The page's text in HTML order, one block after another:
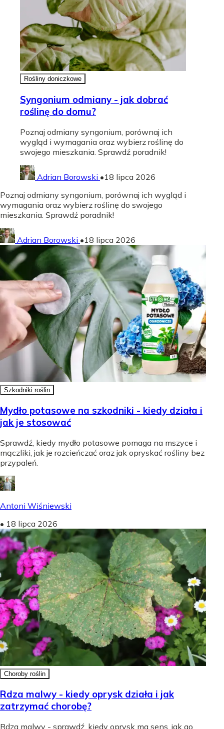
Rośliny doniczkowe
Syngonium odmiany - jak dobrać
roślinę do domu?
Poznaj odmiany syngonium, porównaj ich
wygląd i wymagania oraz wybierz roślinę do
swojego mieszkania. Sprawdź poradnik!
Adrian Borowski •18 lipca 2026
Poznaj odmiany syngonium, porównaj ich wygląd i
wymagania oraz wybierz roślinę do swojego
mieszkania. Sprawdź poradnik!
Adrian Borowski •18 lipca 2026
Szkodniki roślin
Mydło potasowe na szkodniki - kiedy działa i
jak je stosować
Sprawdź, kiedy mydło potasowe pomaga na mszyce i
mączliki, jak je rozcieńczać oraz jak opryskać rośliny bez
przypaleń.
Antoni Wiśniewski
• 18 lipca 2026
Choroby roślin
Rdza malwy - kiedy oprysk działa i jak
zatrzymać chorobę?
Rdza malwy - sprawdź, kiedy oprysk ma sens, jak go